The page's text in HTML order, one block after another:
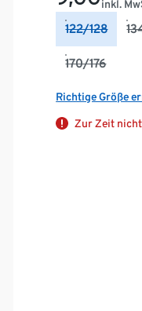
inkl.
122/128
170/176
Richtige Größe
Zur Zeit